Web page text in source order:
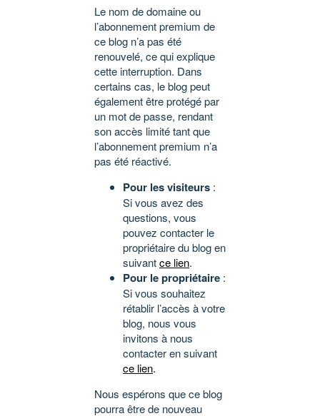
Le nom de domaine ou
l’abonnement premium de
ce blog n’a pas été
renouvelé, ce qui explique
cette interruption. Dans
certains cas, le blog peut
également être protégé par
un mot de passe, rendant
son accès limité tant que
l’abonnement premium n’a
pas été réactivé.
Pour les visiteurs :
Si vous avez des
questions, vous
pouvez contacter le
propriétaire du blog en
suivantce lien.
Pour le propriétaire :
Si vous souhaitez
rétablir l’accès à votre
blog, nous vous
invitons à nous
contacter en suivant
ce lien.
Nous espérons que ce blog
pourra être de nouveau